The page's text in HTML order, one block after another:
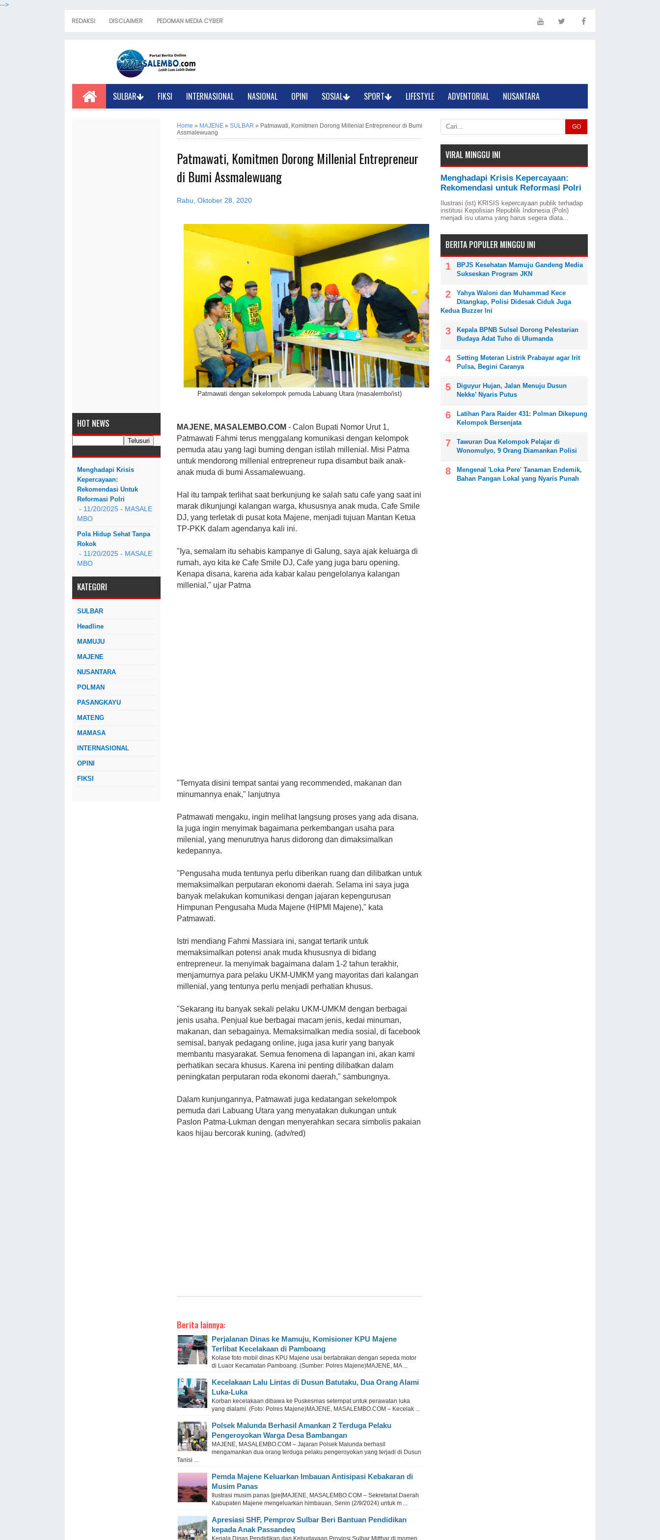
-->
REDAKSI DISCLAIMER PEDOMAN MEDIA CYBER
SULBAR FIKSI INTERNASIONAL NASIONAL OPINI SOSIAL SPORT LIFESTYLE ADVENTORIAL NUSANTARA
HOT NEWS
Menghadapi Krisis
Kepercayaan:
Rekomendasi Untuk
Reformasi Polri
- 11/20/2025 - MASALE
MBO
Pola Hidup Sehat Tanpa
Rokok
- 11/20/2025 - MASALE
MBO
KATEGORI
SULBAR
Headline
MAMUJU
MAJENE
NUSANTARA
POLMAN
PASANGKAYU
MATENG
MAMASA
INTERNASIONAL
OPINI
FIKSI
Home » MAJENE » SULBAR » Patmawati, Komitmen Dorong Millenial Entrepreneur di Bumi
Assmalewuang
Patmawati, Komitmen Dorong Millenial Entrepreneur
di Bumi Assmalewuang
Rabu, Oktober 28, 2020
Patmawati dengan sekelompok pemuda Labuang Utara (masalembo/ist)
MAJENE, MASALEMBO.COM - Calon Bupati Nomor Urut 1,
Patmawati Fahmi terus menggalang komunikasi dengan kelompok
pemuda atau yang lagi buming dengan istilah millenial. Misi Patma
untuk mendorong millenial entrepreneur rupa disambut baik anak-
anak muda di bumi Assamalewuang.
Hal itu tampak terlihat saat berkunjung ke salah satu cafe yang saat ini
marak dikunjungi kalangan warga, khususnya anak muda. Cafe Smile
DJ, yang terletak di pusat kota Majene, menjadi tujuan Mantan Ketua
TP-PKK dalam agendanya kali ini.
"Iya, semalam itu sehabis kampanye di Galung, saya ajak keluarga di
rumah, ayo kita ke Cafe Smile DJ, Cafe yang juga baru opening.
Kenapa disana, karena ada kabar kalau pengelolanya kalangan
millenial," ujar Patma
"Ternyata disini tempat santai yang recommended, makanan dan
minumannya enak," lanjutnya
Patmawati mengaku, ingin melihat langsung proses yang ada disana.
Ia juga ingin menyimak bagaimana perkembangan usaha para
milenial, yang menurutnya harus didorong dan dimaksimalkan
kedepannya.
"Pengusaha muda tentunya perlu diberikan ruang dan dilibatkan untuk
memaksimalkan perputaran ekonomi daerah. Selama ini saya juga
banyak melakukan komunikasi dengan jajaran kepengurusan
Himpunan Pengusaha Muda Majene (HIPMI Majene)," kata
Patmawati.
Istri mendiang Fahmi Massiara ini, sangat tertarik untuk
memaksimalkan potensi anak muda khususnya di bidang
entrepreneur. Ia menyimak bagaimana dalam 1-2 tahun terakhir,
menjamurnya para pelaku UKM-UMKM yang mayoritas dari kalangan
millenial, yang tentunya perlu menjadi perhatian khusus.
"Sekarang itu banyak sekali pelaku UKM-UMKM dengan berbagai
jenis usaha. Penjual kue berbagai macam jenis, kedai minuman,
makanan, dan sebagainya. Memaksimalkan media sosial, di facebook
semisal, banyak pedagang online, juga jasa kurir yang banyak
membantu masyarakat. Semua fenomena di lapangan ini, akan kami
perhatikan secara khusus. Karena ini penting dilibatkan dalam
peningkatan perputaran roda ekonomi daerah," sambungnya.
Dalam kunjungannya, Patmawati juga kedatangan sekelompok
pemuda dari Labuang Utara yang menyatakan dukungan untuk
Paslon Patma-Lukman dengan menyerahkan secara simbolis pakaian
kaos hijau bercorak kuning. (adv/red)
Berita lainnya:
Perjalanan Dinas ke Mamuju, Komisioner KPU Majene
Terlibat Kecelakaan di Pamboang
Kolase foto mobil dinas KPU Majene usai bertabrakan dengan sepeda motor
di Luaor Kecamatan Pamboang. (Sumber: Polres Majene)MAJENE, MA ...
Kecelakaan Lalu Lintas di Dusun Batutaku, Dua Orang Alami
Luka-Luka
Korban kecelakaan dibawa ke Puskesmas setempat untuk perawatan luka
yang dialami. (Foto: Polres Majene)MAJENE, MASALEMBO.COM – Kecelak ...
Polsek Malunda Berhasil Amankan 2 Terduga Pelaku
Pengeroyokan Warga Desa Bambangan
MAJENE, MASALEMBO.COM – Jajaran Polsek Malunda berhasil
mengamankan dua orang terduga pelaku pengeroyokan yang terjadi di Dusun
Tanisi ...
Pemda Majene Keluarkan Imbauan Antisipasi Kebakaran di
Musim Panas
Ilustrasi musim panas [gie]MAJENE, MASALEMBO.COM – Sekretariat Daerah
Kabupaten Majene mengeluarkan himbauan, Senin (2/9/2024) untuk m ...
Apresiasi SHF, Pemprov Sulbar Beri Bantuan Pendidikan
kepada Anak Passandeq
Kepala Dinas Pendidikan dan Kebudayaan Provinsi Sulbar Mitthar di momen
GO
VIRAL MINGGU INI
Menghadapi Krisis Kepercayaan:
Rekomendasi untuk Reformasi Polri
Ilustrasi (ist) KRISIS kepercayaan publik terhadap
institusi Kepolisian Republik Indonesia (Polri)
menjadi isu utama yang harus segera diata...
BERITA POPULER MINGGU INI
BPJS Kesehatan Mamuju Gandeng Media
Sukseskan Program JKN
Yahya Waloni dan Muhammad Kece
Ditangkap, Polisi Didesak Ciduk Juga
Kedua Buzzer Ini
Kepala BPNB Sulsel Dorong Pelestarian
Budaya Adat Tuho di Ulumanda
Setting Meteran Listrik Prabayar agar Irit
Pulsa, Begini Caranya
Diguyur Hujan, Jalan Menuju Dusun
Nekke’ Nyaris Putus
Latihan Para Raider 431: Polman Dikepung
Kelompok Bersenjata
Tawuran Dua Kelompok Pelajar di
Wonomulyo, 9 Orang Diamankan Polisi
Mengenal 'Loka Pere' Tanaman Endemik,
Bahan Pangan Lokal yang Nyaris Punah